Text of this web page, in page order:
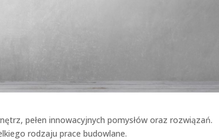
pełen innowacyjnych pomysłów oraz rozwiązań.
rodzaju prace budowlane.